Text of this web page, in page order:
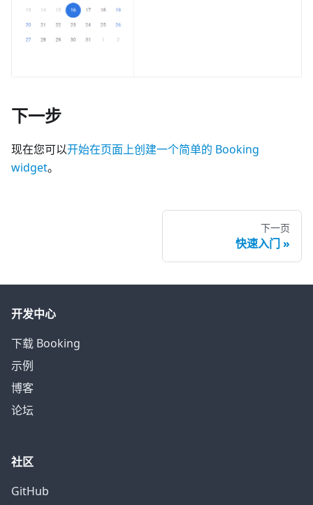
下一步
现在您可以开始在页面上创建一个简单的 Booking
widget。
下一页
快速入门
开发中心
下载 Booking
示例
博客
论坛
社区
GitHub